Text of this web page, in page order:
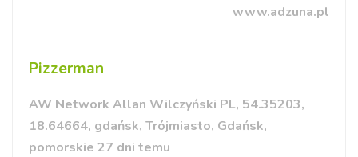
www.adzuna.pl
Pizzerman
AW Network Allan Wilczyński PL, 54.35203,
18.64664, gdańsk, Trójmiasto, Gdańsk,
pomorskie 27 dni temu